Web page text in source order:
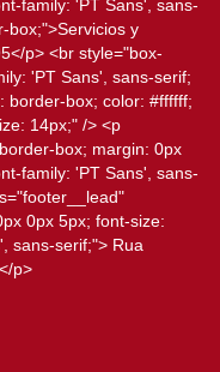
family: 'PT Sans', sans-
box;">Servicios y
p> <br style="box-
'PT Sans', sans-serif;
border-box; color: #ffffff;
14px;" /> <p
box; margin: 0px
family: 'PT Sans', sans-
0px 5px; font-size:
sans-serif;"> Rua
p>